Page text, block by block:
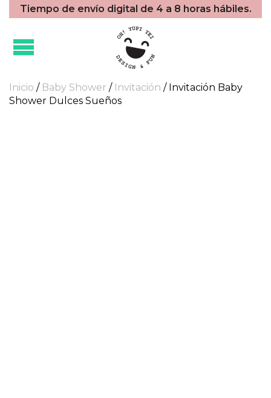
Tiempo de envío digital de 4 a 8 horas hábiles.
Inicio / Baby Shower / Invitación / Invitación Baby
Shower Dulces Sueños